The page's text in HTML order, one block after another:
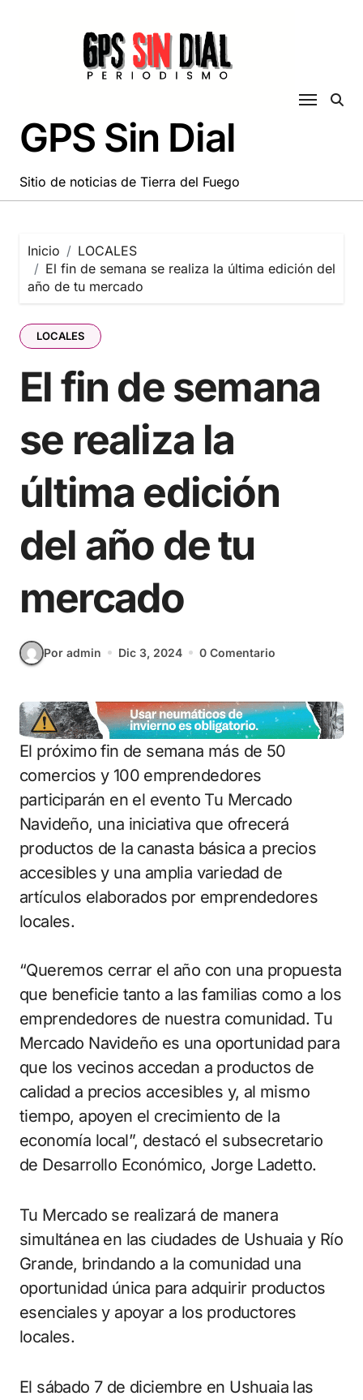
GPS Sin Dial
Sitio de noticias de Tierra del Fuego
Inicio
LOCALES
El fin de semana se realiza la última edición del
año de tu mercado
LOCALES
El fin de semana
se realiza la
última edición
del año de tu
mercado
Por admin Dic 3, 2024 0 Comentario
El próximo fin de semana más de 50
comercios y 100 emprendedores
participarán en el evento Tu Mercado
Navideño, una iniciativa que ofrecerá
productos de la canasta básica a precios
accesibles y una amplia variedad de
artículos elaborados por emprendedores
locales.
“Queremos cerrar el año con una propuesta
que beneficie tanto a las familias como a los
emprendedores de nuestra comunidad. Tu
Mercado Navideño es una oportunidad para
que los vecinos accedan a productos de
calidad a precios accesibles y, al mismo
tiempo, apoyen el crecimiento de la
economía local”, destacó el subsecretario
de Desarrollo Económico, Jorge Ladetto.
Tu Mercado se realizará de manera
simultánea en las ciudades de Ushuaia y Río
Grande, brindando a la comunidad una
oportunidad única para adquirir productos
esenciales y apoyar a los productores
locales.
El sábado 7 de diciembre en Ushuaia las